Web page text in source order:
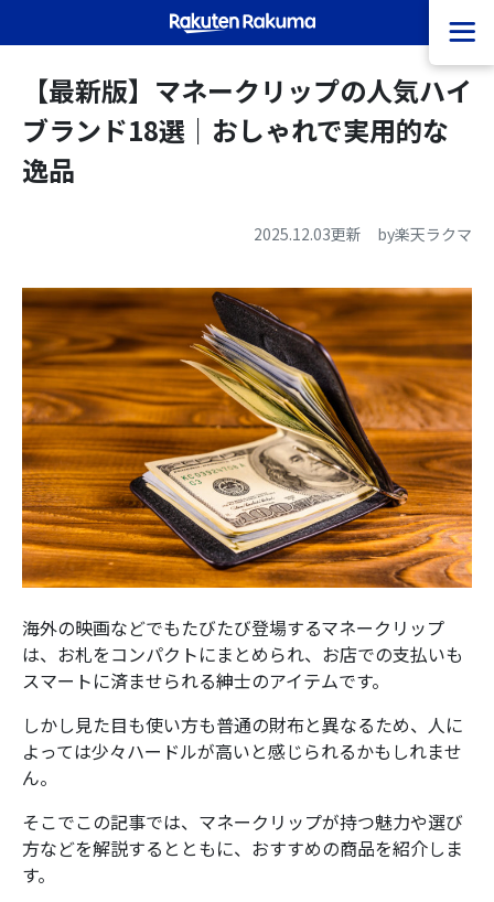
【最新版】マネークリップの人気ハイ
ブランド18選｜おしゃれで実用的な
逸品
2025.12.03更新 by楽天ラクマ
海外の映画などでもたびたび登場するマネークリップ
は、お札をコンパクトにまとめられ、お店での支払いも
スマートに済ませられる紳士のアイテムです。
しかし見た目も使い方も普通の財布と異なるため、人に
よっては少々ハードルが高いと感じられるかもしれませ
ん。
そこでこの記事では、マネークリップが持つ魅力や選び
方などを解説するとともに、おすすめの商品を紹介しま
す。